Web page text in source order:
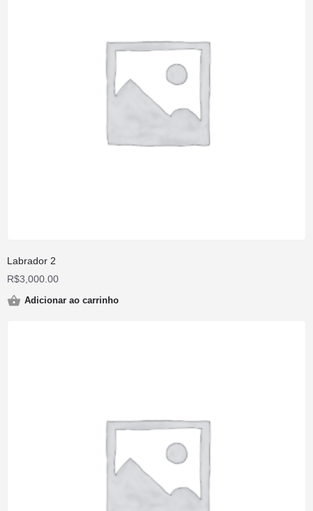
Labrador 2
R$3,000.00
Adicionar ao carrinho